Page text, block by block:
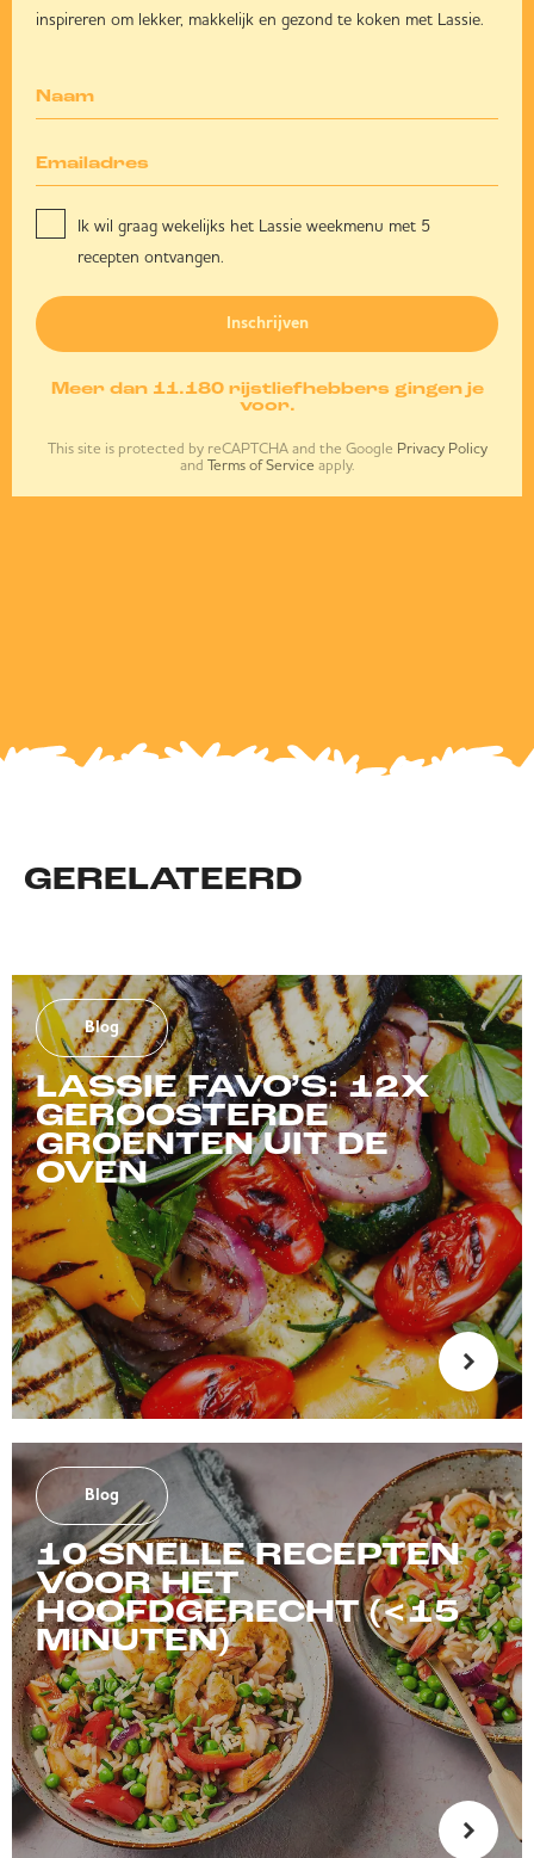
inspireren om lekker, makkelijk en gezond te koken met Lassie.
Ik wil graag wekelijks het Lassie weekmenu met 5
recepten ontvangen.
Inschrijven
Meer dan 11.180 rijstliefhebbers gingen je
voor.
This site is protected by reCAPTCHA and the Google Privacy Policy
and Terms of Service apply.
GERELATEERD
Blog
LASSIE FAVO’S: 12X
GEROOSTERDE
GROENTEN UIT DE
OVEN
Blog
10 SNELLE RECEPTEN
VOOR HET
HOOFDGERECHT (<15
MINUTEN)